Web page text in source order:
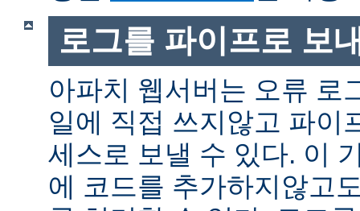
로그를 파이프로 보
아파치 웹서버는 오류 로
일에 직접 쓰지않고 파이
세스로 보낼 수 있다. 이
에 코드를 추가하지않고